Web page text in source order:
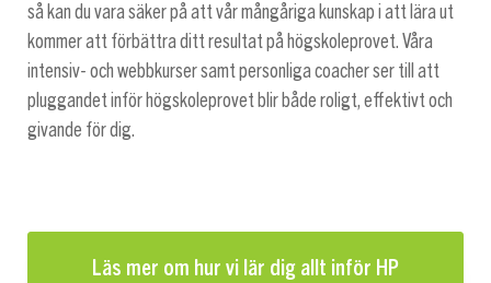
så kan du vara säker på att vår mångåriga kunskap i att lära ut
kommer att förbättra ditt resultat på högskoleprovet. Våra
intensiv- och webbkurser samt personliga coacher ser till att
pluggandet inför högskoleprovet blir både roligt, effektivt och
givande för dig.
Läs mer om hur vi lär dig allt inför HP